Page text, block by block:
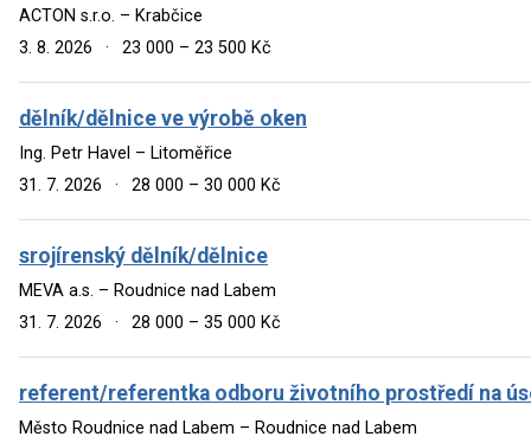
ACTON s.r.o. – Krabčice
3. 8. 2026
· 23 000 – 23 500 Kč
dělník/dělnice ve výrobě oken
Ing. Petr Havel – Litoměřice
31. 7. 2026
· 28 000 – 30 000 Kč
srojírenský dělník/dělnice
MEVA a.s. – Roudnice nad Labem
31. 7. 2026
· 28 000 – 35 000 Kč
referent/referentka odboru životního prostředí na
Město Roudnice nad Labem – Roudnice nad Labem